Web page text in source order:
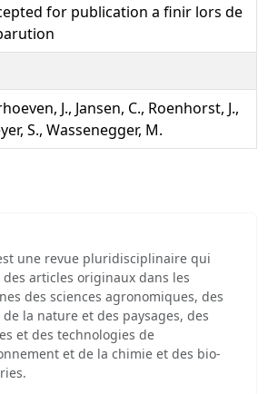
for publication a finir lors de
J., Jansen, C., Roenhorst, J.,
S., Wassenegger, M.
une revue pluridisciplinaire qui
articles originaux dans les
des sciences agronomiques, des
la nature et des paysages, des
et des technologies de
et de la chimie et des bio-